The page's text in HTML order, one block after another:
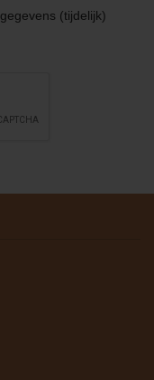
(tijdelijk)